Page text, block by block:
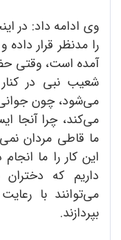
وی ادامه داد: در
را مدنظر قرار
آمده است، وقتی
شعیب نبی در
می‌شود، چون
می‌کند، چرا آنجا
ما قاطی مردان
این کار را ما
داریم که دختران
می‌توانند با
بپردازند.